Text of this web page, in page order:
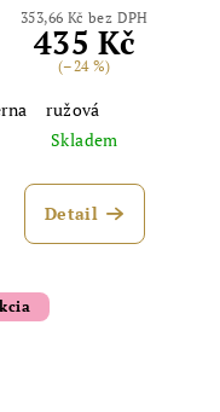
353,66 Kč bez DPH
435 Kč
(–24 %)
ružová
Skladem
Detail